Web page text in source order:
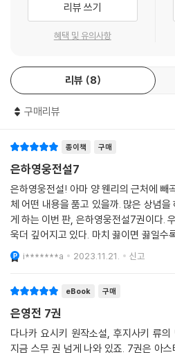
리뷰 쓰기
혜택 및 유의사항
리뷰 8
구매리뷰
종이책 구매
은하영웅전설7
은하영웅전설! 아마 양 웬리의 근처에 빼
체 어떤 내용을 품고 있을까. 많은 상념
게 하는 이번 판, 은하영웅전설7권이다.
욱더 깊어지고 있다. 마치 끓이면 끓일수
답고도 추한 검은 하얀 진실의 백묵은 무
것인가. 다
i*******a 2023.11.21. 신고
eBook 구매
은영전 7권
다나카 요시키 원작소설, 후지사키 류
지금 스무 권 넘게 나와 있죠. 7권은 아스타르테 회전을 마저 묘사합니다.